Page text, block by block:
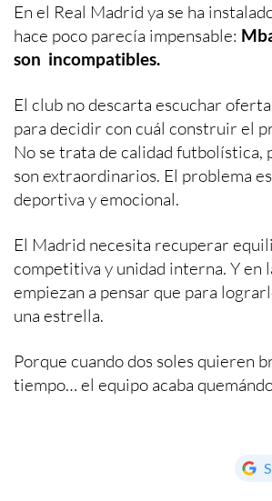
En el Real Madrid ya se ha
hace poco parecía impensable:
son incompatibles.
El club no descarta escuchar
para decidir con cuál construir el
No se trata de calidad futbolística,
son extraordinarios. El problema
deportiva y emocional.
El Madrid necesita recuperar
competitiva y unidad interna. Y en
empiezan a pensar que para
una estrella.
Porque cuando dos soles quieren
tiempo… el equipo acaba